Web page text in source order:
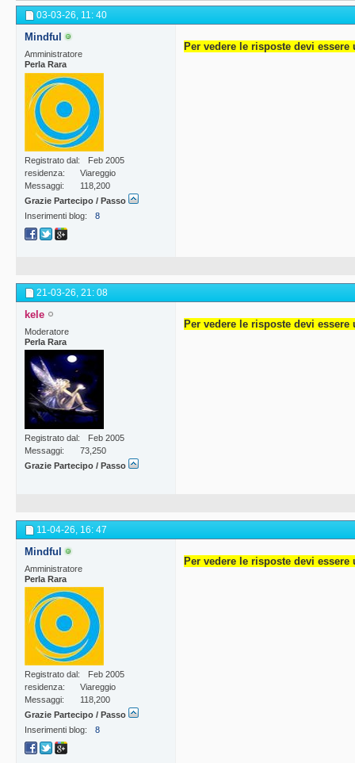
03-03-26, 11: 40
Mindful
Amministratore
Perla Rara
Registrato dal
Feb 2005
residenza
Viareggio
Messaggi
118,200
Grazie Partecipo / Passo
Inserimenti blog
8
Per vedere le risposte devi
21-03-26, 21: 08
kele
Moderatore
Perla Rara
Registrato dal
Feb 2005
Messaggi
73,250
Grazie Partecipo / Passo
Per vedere le risposte devi essere
11-04-26, 16: 47
Mindful
Amministratore
Perla Rara
Registrato dal
Feb 2005
residenza
Viareggio
Messaggi
118,200
Grazie Partecipo / Passo
Inserimenti blog
8
Per vedere le risposte devi